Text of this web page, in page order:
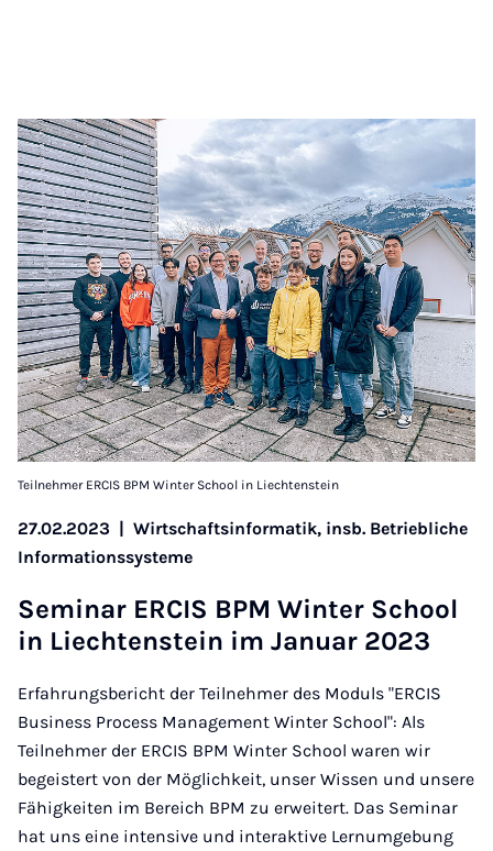
Teilnehmer ERCIS BPM Winter School in Liechtenstein
27.02.2023 | Wirtschaftsinformatik, insb. Betriebliche
Informationssysteme
Sem­in­ar ER­CIS BPM Winter School
in Liecht­en­stein im Janu­ar 2023
Erfahrungsbericht der Teilnehmer des Moduls "ERCIS
Business Process Management Winter School": Als
Teilnehmer der ERCIS BPM Winter School waren wir
begeistert von der Möglichkeit, unser Wissen und unsere
Fähigkeiten im Bereich BPM zu erweitert. Das Seminar
hat uns eine intensive und interaktive Lernumgebung